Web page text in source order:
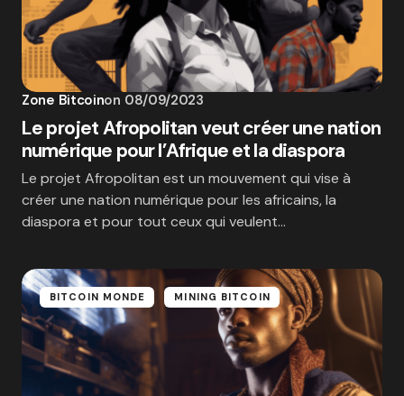
Zone Bitcoinon 08/09/2023
Le projet Afropolitan veut créer une nation
numérique pour l’Afrique et la diaspora
‍Le projet Afropolitan est un mouvement qui vise à
créer une nation numérique pour les africains, la
diaspora et pour tout ceux qui veulent…
BITCOIN MONDE MINING BITCOIN